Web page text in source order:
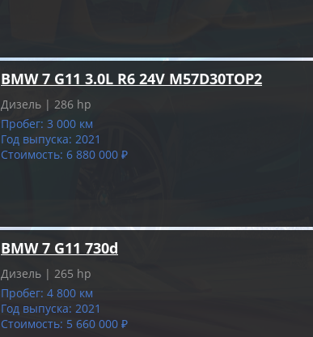
BMW 7 G11 3.0L R6 24V M57D30TOP2
Дизель | 286 hp
Пробег: 3 000 км
Год выпуска: 2021
Стоимость: 6 880 000 ₽
BMW 7 G11 730d
Дизель | 265 hp
Пробег: 4 800 км
Год выпуска: 2021
Стоимость: 5 660 000 ₽